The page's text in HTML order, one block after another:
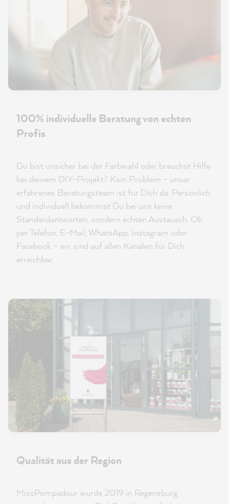
100% individuelle Beratung von echten
Profis
Du bist unsicher bei der Farbwahl oder brauchst Hilfe
bei deinem DIY-Projekt? Kein Problem – unser
erfahrenes Beratungsteam ist für Dich da. Persönlich
und individuell bekommst Du bei uns keine
Standardantworten, sondern echten Austausch. Ob
per Telefon, E-Mail, WhatsApp, Instagram oder
Facebook – wir sind auf allen Kanälen für Dich
erreichbar.
Qualität aus der Region
MissPompadour wurde 2019 in Regensburg